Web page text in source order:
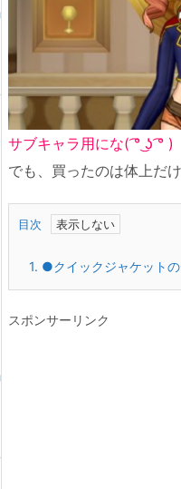
サブキャラ用にな( ͡° ͜ʖ ͡° )
でも、買ったのは体上だ
目次
1. ●クイックジャケット
スポンサーリンク